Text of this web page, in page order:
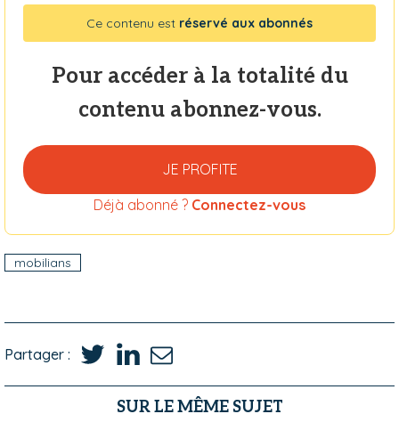
Ce contenu est réservé aux abonnés
Pour accéder à la totalité du
contenu abonnez-vous.
JE PROFITE
Déjà abonné ? Connectez-vous
mobilians
Partager :
SUR LE MÊME SUJET